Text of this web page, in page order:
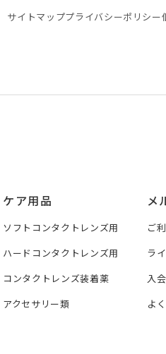
サイトマッププライバシーポリシー
ケア用品
ソフトコンタクトレンズ用
ハードコンタクトレンズ用
コンタクトレンズ装着薬
アクセサリー類
メ
ご
ラ
入
よ